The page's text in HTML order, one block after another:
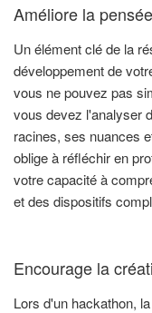
Améliore la
Un élément clé de la
développement de
vous ne pouvez pas
vous devez l'analyser
racines, ses nuances
oblige à réfléchir en
votre capacité à
et des dispositifs
Encourage la
Lors d'un hackathon,